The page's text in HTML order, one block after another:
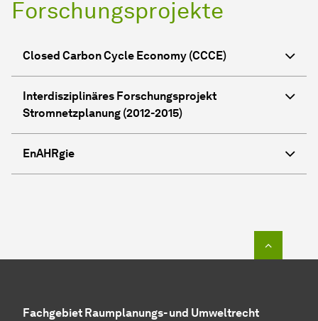
Forschungsprojekte
Closed Carbon Cycle Economy (CCCE)
Interdisziplinäres Forschungsprojekt
Stromnetzplanung (2012-2015)
EnAHRgie
Fachgebiet Raumplanungs- und Umweltrecht